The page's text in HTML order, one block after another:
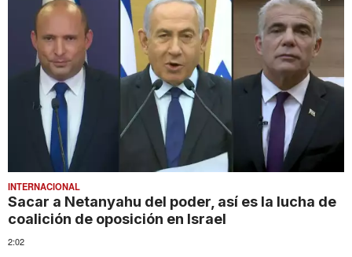
INTERNACIONAL
Sacar a Netanyahu del poder, así es la lucha de
coalición de oposición en Israel
2:02